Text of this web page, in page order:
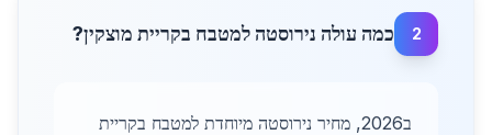
2 כמה עולה נירוסטה למטבח בקריית מוצקין?
ב2026, מחיר נירוסטה מיוחדת למטבח בקריית